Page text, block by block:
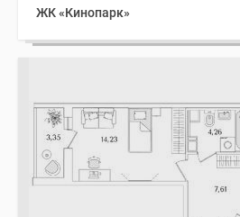
ЖК «Кинопарк»